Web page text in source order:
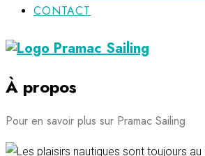
CONTACT
À propos
Pour en savoir plus sur Pramac Sailing